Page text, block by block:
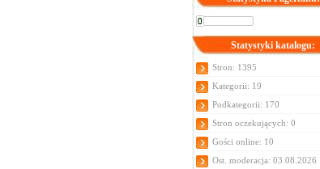
Statystyki katalogu:
Stron: 1395
Kategorii: 19
Podkategorii: 170
Stron oczekujących: 0
Gości online: 10
Ost. moderacja: 03.08.2026